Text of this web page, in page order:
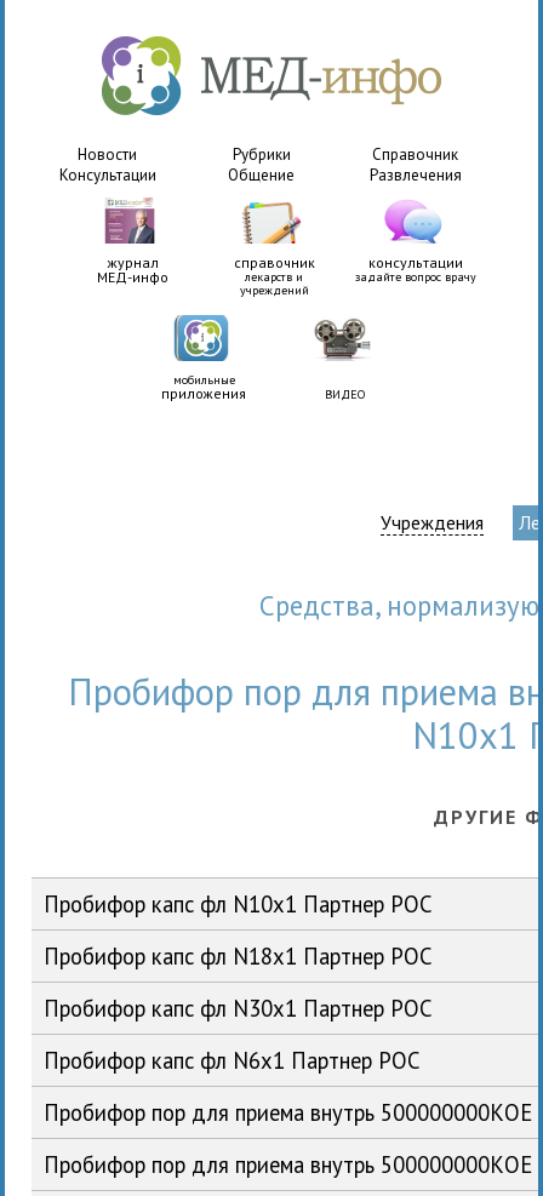
Новости Рубрики
Справочник
Консультации
Общение Развлечения
журнал
МЕД-инфо
справочник
лекарств и
учреждений
консультации
задайте вопрос врачу
мобильные
приложения ВИДЕО
Учреждения
Сpедства,
Пробифор пор для приема
N10x1
ДРУГИЕ
Пробифор капс фл N10x1 Партнер РОС
Пробифор капс фл N18x1 Партнер РОС
Пробифор капс фл N30x1 Партнер РОС
Пробифор капс фл N6x1 Партнер РОС
Пробифор пор для приема внутрь
Пробифор пор для приема внутрь